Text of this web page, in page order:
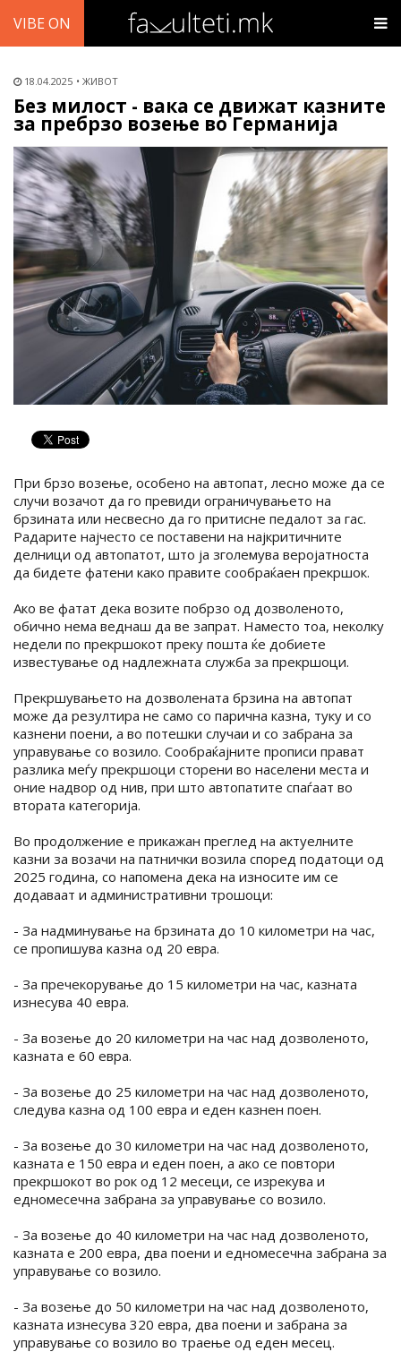
VIBE ON
18.04.2025 ЖИВОТ
Без милост - вака се движат казните
за пребрзо возење во Германија
При брзо возење, особено на автопат, лесно може да се
случи возачот да го превиди ограничувањето на
брзината или несвесно да го притисне педалот за гас.
Радарите најчесто се поставени на најкритичните
делници од автопатот, што ја зголемува веројатноста
да бидете фатени како правите сообраќаен прекршок.
Ако ве фатат дека возите побрзо од дозволеното,
обично нема веднаш да ве запрат. Наместо тоа, неколку
недели по прекршокот преку пошта ќе добиете
известување од надлежната служба за прекршоци.
Прекршувањето на дозволената брзина на автопат
може да резултира не само со парична казна, туку и со
казнени поени, а во потешки случаи и со забрана за
управување со возило. Сообраќајните прописи прават
разлика меѓу прекршоци сторени во населени места и
оние надвор од нив, при што автопатите спаѓаат во
втората категорија.
Во продолжение е прикажан преглед на актуелните
казни за возачи на патнички возила според податоци од
2025 година, со напомена дека на износите им се
додаваат и административни трошоци:
- За надминување на брзината до 10 километри на час,
се пропишува казна од 20 евра.
- За пречекорување до 15 километри на час, казната
изнесува 40 евра.
- За возење до 20 километри на час над дозволеното,
казната е 60 евра.
- За возење до 25 километри на час над дозволеното,
следува казна од 100 евра и еден казнен поен.
- За возење до 30 километри на час над дозволеното,
казната е 150 евра и еден поен, а ако се повтори
прекршокот во рок од 12 месеци, се изрекува и
едномесечна забрана за управување со возило.
- За возење до 40 километри на час над дозволеното,
казната е 200 евра, два поени и едномесечна забрана за
управување со возило.
- За возење до 50 километри на час над дозволеното,
казната изнесува 320 евра, два поени и забрана за
управување со возило во траење од еден месец.